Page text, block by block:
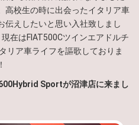
高校生の時に出会ったイタリア車
伝えしたいと思い入社致しまし
在はFIAT500Cツインエアドルチ
リア車ライフを謳歌しておりま
Sportが沼津店に来まし